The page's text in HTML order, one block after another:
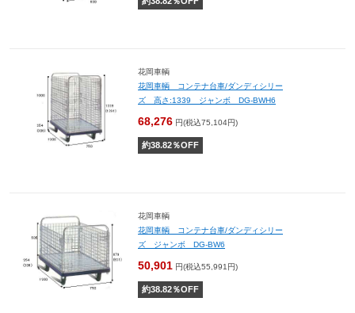
花岡車輌
花岡車輌 コンテナ台車/ダンディシリー
ズ 高さ:1339 ジャンボ DG-BWH6
68,276 円(税込75,104円)
約38.82％OFF
花岡車輌
花岡車輌 コンテナ台車/ダンディシリー
ズ ジャンボ DG-BW6
50,901 円(税込55,991円)
約38.82％OFF